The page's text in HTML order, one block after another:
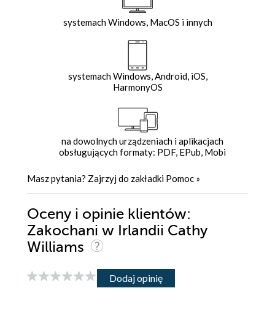
systemach Windows, MacOS i innych
systemach Windows, Android, iOS,
HarmonyOS
na dowolnych urządzeniach i aplikacjach
obsługujących formaty: PDF, EPub, Mobi
Masz pytania? Zajrzyj do zakładki Pomoc »
Oceny i opinie klientów:
Zakochani w Irlandii Cathy
Williams
Dodaj opinię